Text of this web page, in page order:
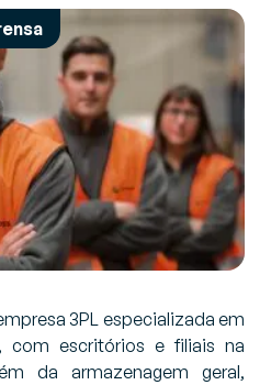
3PL especializada em
com escritórios e filiais na
da armazenagem geral,